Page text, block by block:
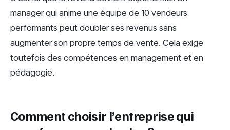
manager qui anime une équipe de 10 vendeurs
performants peut doubler ses revenus sans
augmenter son propre temps de vente. Cela exige
toutefois des compétences en management et en
pédagogie.
Comment choisir l’entreprise qui